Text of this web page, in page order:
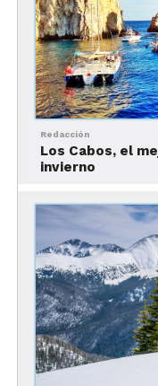
Las Lauréntidas en invierno
Además del esquí,
el esquí de fondo,
expediciones en
(una bicicleta
rafting sobre nieve
motonieve
, un
Redacción
Los Cabos, el
invierno